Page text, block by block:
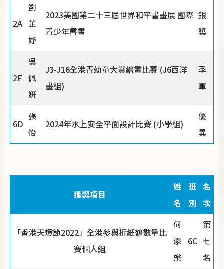
2A
劉
芷
妤
2023美國第二十三屆世界和平書畫展 國際
青少年書畫
銀
獎
2F
吳
佩
姸
J3-J16全港青幼童大賞繪畫比賽 (J6西洋
畫組)
季
軍
6D
張
怡
2024年水上安全平面設計比賽 (小學組)
優
異
獲獎項目
姓
名
班
別
名
次
「香港天燈節2022」全港參與折紙鶴數量比
賽個人組
何
添
樂
6C
第
七
名